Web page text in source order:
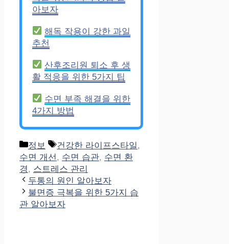
아보자
해독 작용이 강한 과일
추천
산후조리원 퇴소 후 생
활 적응을 위한 5가지 팁
수면 부족 해결을 위한
4가지 방법
Categories
정보 Tags
건강한 라이프스타일,
수면 개선 , 수면 습관, 수면 환
경, 스트레스 관리
두통의 원인 알아보자
불면증 극복을 위한 5가지 습
관 알아보자